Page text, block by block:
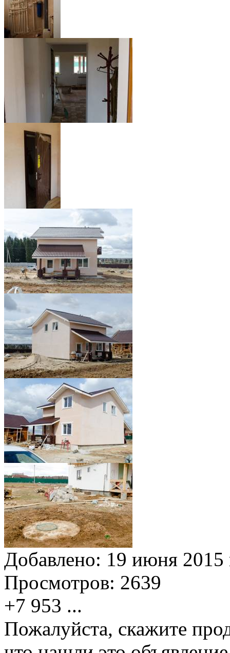
Добавлено: 19 июня 2015
Просмотров: 2639
+7 953 ...
Пожалуйста, скажите